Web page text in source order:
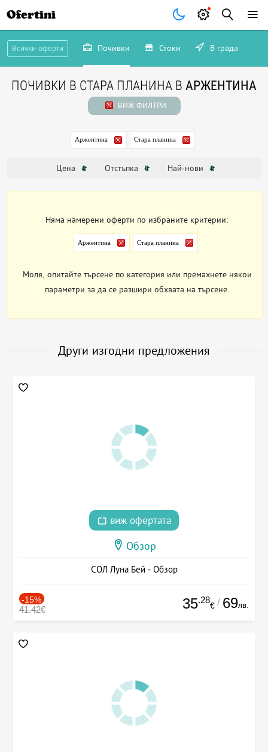
Ofertini
Всички оферти Почивки Стоки В града
ПОЧИВКИ В СТАРА ПЛАНИНА В АРЖЕНТИНА
ВИЖ ФИЛТРИ
Аржентина Стара планина
Цена Отстъпка Най-нови
Няма намерени оферти по избраните критерии:
Аржентина Стара планина
Моля, опитайте търсене по категория или премахнете някои
параметри за да се разшири обхвата на търсене.
Други изгодни предложения
виж офертата
Обзор
СОЛ Луна Бей - Обзор
-15%
41.42€ 35.28
€ / 69лв.